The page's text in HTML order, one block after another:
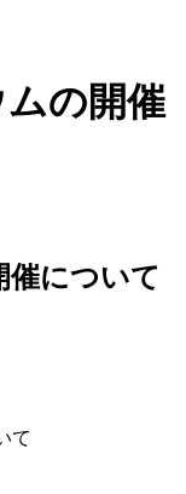
の開催
催について
て